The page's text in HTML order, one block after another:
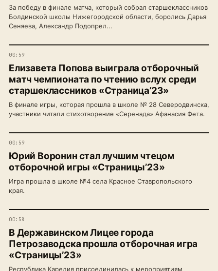
За победу в финале матча, который собрал старшеклассников
Болдинской школы Нижегородской области, боролись Дарья
Сеняева, Александр Подопрел...
00:59
Елизавета Попова выиграла отборочный
матч чемпионата по чтению вслух среди
старшеклассников «Страница’23»
В финале игры, которая прошла в школе № 28 Северодвинска,
участники читали стихотворение «Серенада» Афанасия Фета.
00:59
Юрий Воронин стал лучшим чтецом
отборочной игры «Страницы’23»
Игра прошла в школе №4 села Красное Ставропольского
края.
00:58
В Державинском Лицее города
Петрозаводска прошла отборочная игра
«Страницы’23»
Республика Карелия присоединилась к мероприятиям